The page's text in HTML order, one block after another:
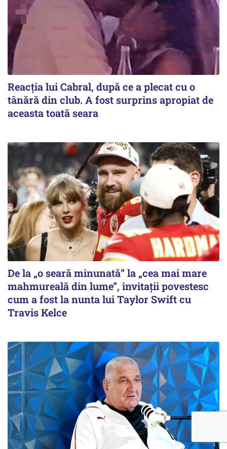
Reacția lui Cabral, după ce a plecat cu o
tânără din club. A fost surprins apropiat de
aceasta toată seara
De la „o seară minunată” la „cea mai mare
mahmureală din lume”, invitații povestesc
cum a fost la nunta lui Taylor Swift cu
Travis Kelce